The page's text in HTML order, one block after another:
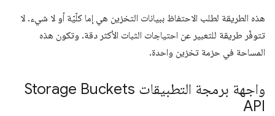
هذه الطريقة لطلب الاحتفاظ ببيانات التخزين هي إما كلّيّة أو لا شيء. لا
تتوفّر طريقة للتعبير عن احتياجات الثبات الأكثر دقة. وتكون هذه
المساحة في حزمة تخزين واحدة.
واجهة برمجة التطبيقات Storage Buckets
API